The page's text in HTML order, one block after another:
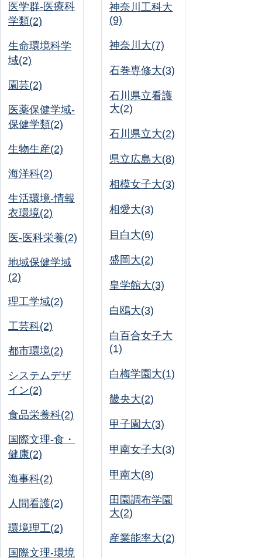
医学群-医療科
学類(2)
生命環境科学
域(2)
園芸(2)
医薬保健学域-
保健学類(2)
生物生産(2)
海洋科(2)
生活環境-情報
衣環境(2)
医-医科栄養(2)
地域保健学域
(2)
理工学域(2)
工芸科(2)
都市環境(2)
システムデザ
イン(2)
食品栄養科(2)
国際文理-食・
健康(2)
海事科(2)
人間看護(2)
環境理工(2)
国際文理-環境
神奈川工科大
(9)
神奈川大(7)
石巻専修大(3)
石川県立看護
大(2)
石川県立大(2)
県立広島大(8)
相模女子大(3)
相愛大(3)
目白大(6)
盛岡大(2)
皇学館大(3)
白鴎大(3)
白百合女子大
(1)
白梅学園大(1)
畿央大(2)
甲子園大(3)
甲南女子大(3)
甲南大(8)
田園調布学園
大(2)
産業能率大(2)